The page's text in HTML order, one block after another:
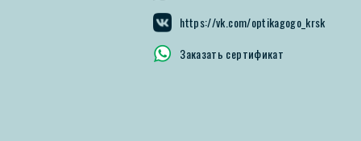
https://vk.com/optikagogo_krsk
Заказать сертификат